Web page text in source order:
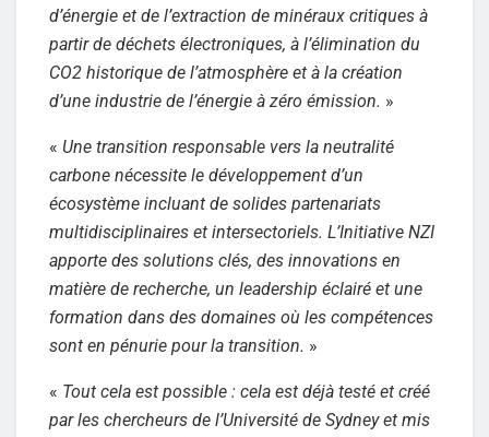
d’énergie et de l’extraction de minéraux critiques à
partir de déchets électroniques, à l’élimination du
CO2 historique de l’atmosphère et à la création
d’une industrie de l’énergie à zéro émission. »
« Une transition responsable vers la neutralité
carbone nécessite le développement d’un
écosystème incluant de solides partenariats
multidisciplinaires et intersectoriels. L’Initiative NZI
apporte des solutions clés, des innovations en
matière de recherche, un leadership éclairé et une
formation dans des domaines où les compétences
sont en pénurie pour la transition. »
« Tout cela est possible : cela est déjà testé et créé
par les chercheurs de l’Université de Sydney et mis